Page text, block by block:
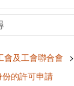
會及工會聯合會 >
的許可申請